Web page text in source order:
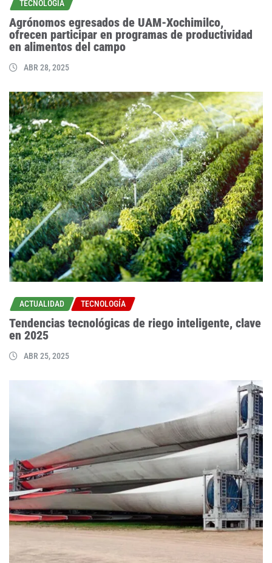
TECNOLOGÍA
Agrónomos egresados de UAM-Xochimilco,
ofrecen participar en programas de productividad
en alimentos del campo
ABR 28, 2025
ACTUALIDAD TECNOLOGÍA
Tendencias tecnológicas de riego inteligente, clave
en 2025
ABR 25, 2025